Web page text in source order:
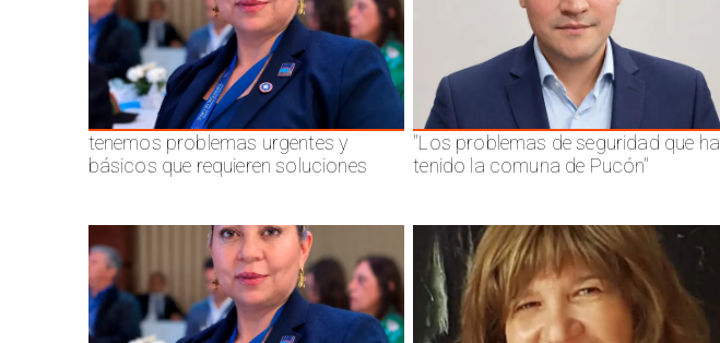
tenemos problemas urgentes y
básicos que requieren soluciones
"Los problemas de seguridad que ha
tenido la comuna de Pucón"